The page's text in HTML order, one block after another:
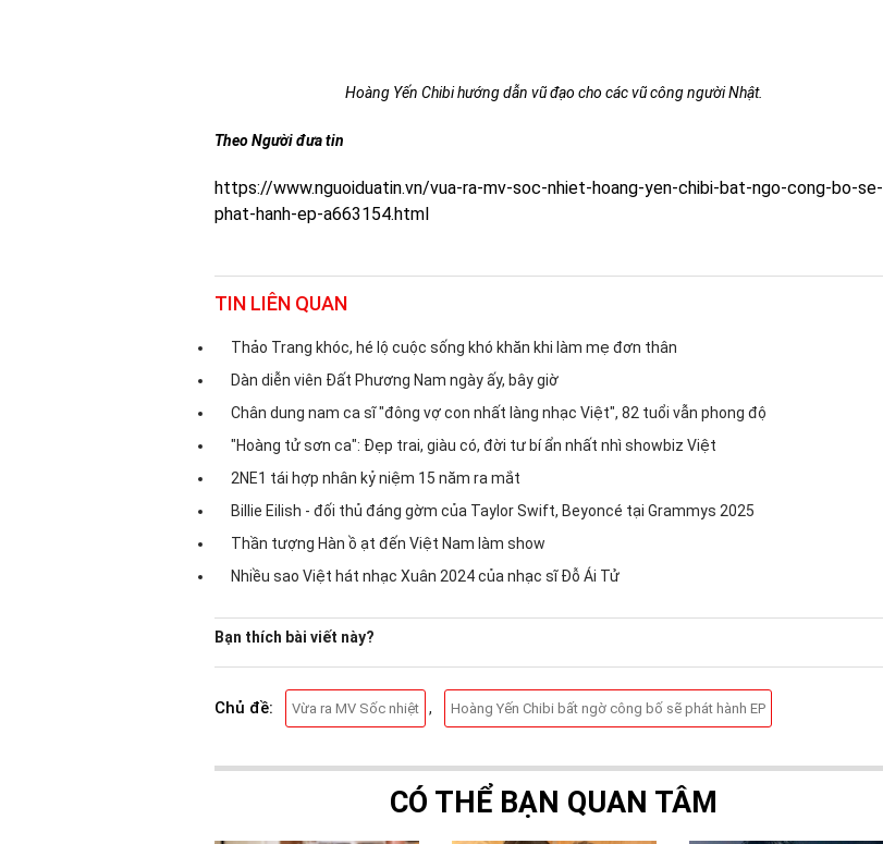
Hoàng Yến Chibi hướng dẫn vũ đạo cho các vũ công người Nhật.
Theo Người đưa tin
https://www.nguoiduatin.vn/vua-ra-mv-soc-nhiet-hoang-yen-chibi-bat-ngo-cong-bo-se-
phat-hanh-ep-a663154.html
TIN LIÊN QUAN
Thảo Trang khóc, hé lộ cuộc sống khó khăn khi làm mẹ đơn thân
Dàn diễn viên Đất Phương Nam ngày ấy, bây giờ
Chân dung nam ca sĩ "đông vợ con nhất làng nhạc Việt", 82 tuổi vẫn phong độ
"Hoàng tử sơn ca": Đẹp trai, giàu có, đời tư bí ẩn nhất nhì showbiz Việt
2NE1 tái hợp nhân kỷ niệm 15 năm ra mắt
Billie Eilish - đối thủ đáng gờm của Taylor Swift, Beyoncé tại Grammys 2025
Thần tượng Hàn ồ ạt đến Việt Nam làm show
Nhiều sao Việt hát nhạc Xuân 2024 của nhạc sĩ Đỗ Ái Tử
Bạn thích bài viết này?
Chủ đề: Vừa ra MV Sốc nhiệt , Hoàng Yến Chibi bất ngờ công bố sẽ phát hành EP
CÓ THỂ BẠN QUAN TÂM